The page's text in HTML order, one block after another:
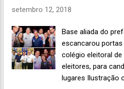
Abadia de Goiás e
Projeto de Lei nº
percebeu que bem
Fé”, um
à esquerda, de
principalmente a
setembro 12, 2018
Base aliada do
escancarou
colégio eleitoral
eleitores, para
lugares Ilustração